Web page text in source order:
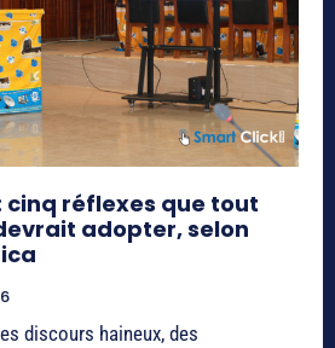
cinq réflexes que tout
adopter, selon
discours haineux, des